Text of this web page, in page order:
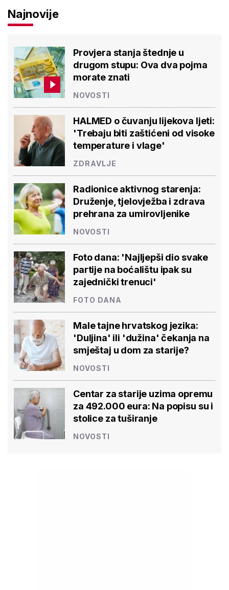
Najnovije
Provjera stanja štednje u
drugom stupu: Ova dva pojma
morate znati
NOVOSTI
HALMED o čuvanju lijekova ljeti:
'Trebaju biti zaštićeni od visoke
temperature i vlage'
ZDRAVLJE
Radionice aktivnog starenja:
Druženje, tjelovježba i zdrava
prehrana za umirovljenike
NOVOSTI
Foto dana: 'Najljepši dio svake
partije na boćalištu ipak su
zajednički trenuci'
FOTO DANA
Male tajne hrvatskog jezika:
'Duljina' ili 'dužina' čekanja na
smještaj u dom za starije?
NOVOSTI
Centar za starije uzima opremu
za 492.000 eura: Na popisu su i
stolice za tuširanje
NOVOSTI